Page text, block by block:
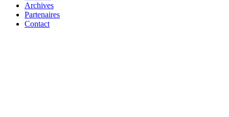
Archives
Partenaires
Contact